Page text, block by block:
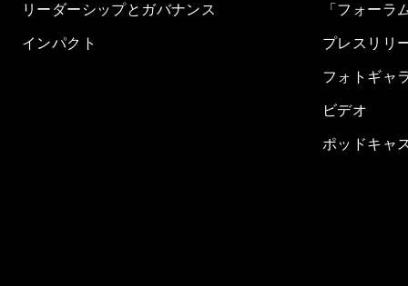
リーダーシップとガバナンス
インパクト
「フォーラ
プレスリリ
フォトギャ
ビデオ
ポッドキャ